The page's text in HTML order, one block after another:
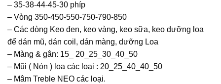
– 35-38-44-45-30 phíp
– Vòng 350-450-550-750-790-850
– Các dòng Keo đen, keo vàng, keo sữa, keo dưỡng loa
để dán mũ, dán coil, dán màng, dưỡng Loa
– Màng & gân: 15_ 20_25_30_40_50
– Mũi ( Nón ) loa các loại : 20_25_40_40_50
– Mâm Treble NEO các loại.